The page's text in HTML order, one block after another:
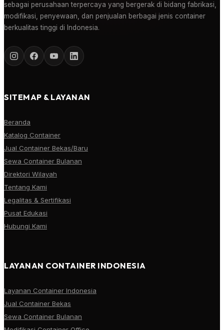
sebagai perusahaan terpercaya yang bergerak di bidang fabrikasi,
modifikasi, penyewaan, dan penjualan berbagai jenis container
berkualitas tinggi di Indonesia.
SITEMAP & LAYANAN
Beranda
Katalog Container
Jual Container Bekas/Baru
Sewa Container Bulanan
Direktori Wilayah
Tentang Kami
Legalitas & Sertifikasi
Pusat Edukasi
Hubungi Kami
LAYANAN CONTAINER INDONESIA
Layanan Container Indonesia
Jual Container Bekas
Sewa Container Bulanan